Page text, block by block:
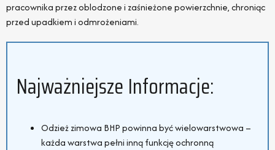
pracownika przez oblodzone i zaśnieżone powierzchnie, chroniąc
przed upadkiem i odmrożeniami.
Najważniejsze Informacje:
Odzież zimowa BHP powinna być wielowarstwowa –
każda warstwa pełni inną funkcję ochronną